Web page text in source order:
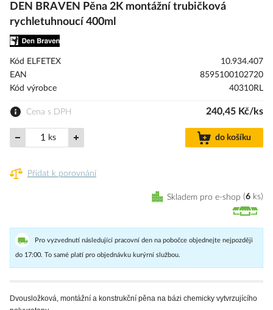
na
začátek
galerie
s
DEN BRAVEN Pěna 2K montážní trubičková
rychletuhnoucí 400ml
Kód ELFETEX
10.934.407
EAN
8595100102720
Kód výrobce
40310RL
Cena s DPH 240,45 Kč/ks
ks do košíku
Přidat k porovnání
Skladem pro e-shop 6 ks
Pro vyzvednutí následující pracovní den na pobočce objednejte nejpozději
do 17:00. To samé platí pro objednávku kurýrní službou.
Dvousložková, montážní a konstrukční pěna na bázi chemicky vytvrzujícího